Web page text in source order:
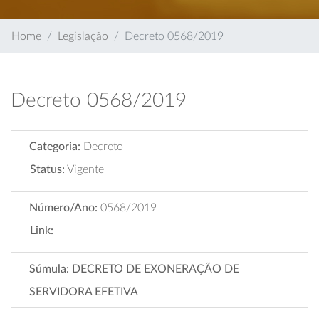
Home Legislação Decreto 0568/2019
Decreto 0568/2019
Categoria: Decreto
Status: Vigente
Número/Ano: 0568/2019
Link:
Súmula: DECRETO DE EXONERAÇÃO DE
SERVIDORA EFETIVA